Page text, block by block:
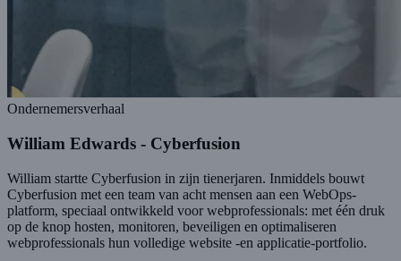
Ondernemersverhaal
William Edwards - Cyberfusion
William startte Cyberfusion in zijn tienerjaren. Inmiddels bouwt
Cyberfusion met een team van acht mensen aan een WebOps-
platform, speciaal ontwikkeld voor webprofessionals: met één druk
op de knop hosten, monitoren, beveiligen en optimaliseren
webprofessionals hun volledige website -en applicatie-portfolio.